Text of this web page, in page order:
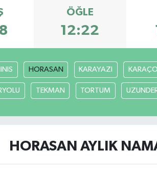
ÖĞLE
12:22
HORASAN KARAYAZI
TEKMAN TORTUM
HORASAN AYLIK